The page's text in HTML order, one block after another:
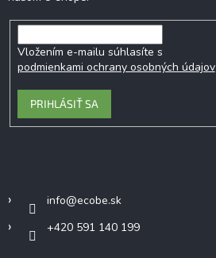
Vložením e-mailu súhlasíte s
podmienkami ochrany osobných údajov
PRIHLÁSIŤ SA
info@ecobe.sk
+420 591 140 199